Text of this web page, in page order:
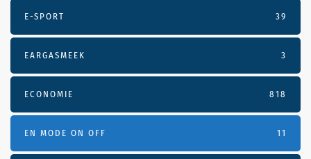
E-SPORT 39
EARGASMEEK 3
ECONOMIE 818
EN MODE ON OFF 11